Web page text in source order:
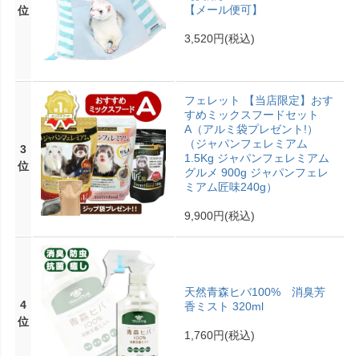
位
【メール便可】
3,520円(税込)
3
位
フェレット 【当店限定】おす
すめミックスフードセット
A（アルミ袋プレゼント!）
（ジャパンフェレミアム
1.5Kg ジャパンフェレミアム
グルメ 900g ジャパンフェレ
ミアム匠味240g）
9,900円(税込)
4
位
天然青森ヒバ100% 消臭芳
香ミスト 320ml
1,760円(税込)